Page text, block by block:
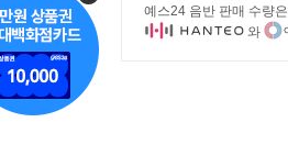
예스24 음반 판매 수량은
와